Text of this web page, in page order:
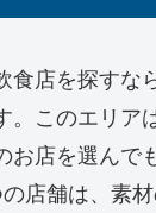
食店を探すな
。このエリア
お店を選んで
店舗は、素